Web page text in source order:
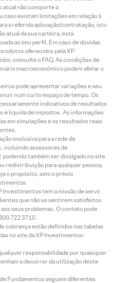
atual não comporte a
existam limitações em relação à
a referida aplicação/contratação, isto
atual da sua carteira, esta
ao seu perfil. Em caso de dúvidas
oferecidos pela XP
consulte o FAQ. As condições de
macroeconômico podem afetar o
pode apresentar variações e seu
num curto espaço de tempo. Os
indicativos de resultados
é líquida de impostos. As informações
em simulações e os resultados reais
exclusiva para a rede de
incluindo assessores de
podendo também ser divulgado no site
redistribuição para qualquer pessoa,
o propósito, sem o prévio
Investimentos tem a missão de servir
que não se sentirem satisfeitos
seus problemas. O contato pode
722 3710.
cobrança estão definidos nas tabelas
no site da XP Investimentos:
responsabilidade por quaisquer
a decorrer da utilização deste
Fundamentos seguem diferentes